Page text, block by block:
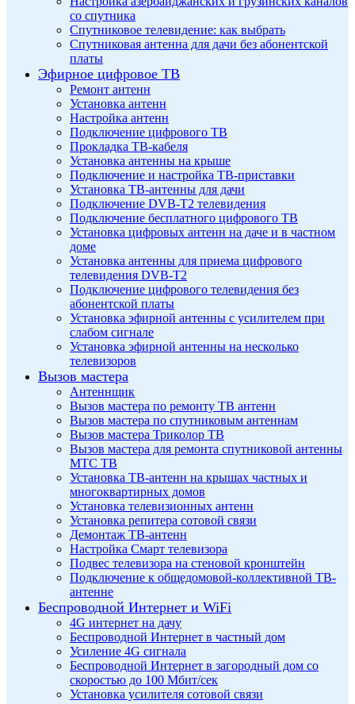
со спутника
Спутниковое телевидение: как выбрать
Спутниковая антенна для дачи без абонентской
платы
Эфирное цифровое ТВ
Ремонт антенн
Установка антенн
Настройка антенн
Подключение цифрового ТВ
Прокладка ТВ-кабеля
Установка антенны на крыше
Подключение и настройка ТВ-приставки
Установка ТВ-антенны для дачи
Подключение DVB-T2 телевидения
Подключение бесплатного цифрового ТВ
Установка цифровых антенн на даче и в частном
доме
Установка антенны для приема цифрового
телевидения DVB-T2
Подключение цифрового телевидения без
абонентской платы
Установка эфирной антенны с усилителем при
слабом сигнале
Установка эфирной антенны на несколько
телевизоров
Вызов мастера
Антеннщик
Вызов мастера по ремонту ТВ антенн
Вызов мастера по спутниковым антеннам
Вызов мастера Триколор ТВ
Вызов мастера для ремонта спутниковой антенны
МТС ТВ
Установка ТВ-антенн на крышах частных и
многоквартирных домов
Установка телевизионных антенн
Установка репитера сотовой связи
Демонтаж ТВ-антенн
Настройка Смарт телевизора
Подвес телевизора на стеновой кронштейн
Подключение к общедомовой-коллективной ТВ-
антенне
Беспроводной Интернет и WiFi
4G интернет на дачу
Беспроводной Интернет в частный дом
Усиление 4G сигнала
Беспроводной Интернет в загородный дом со
скоростью до 100 Мбит/сек
Установка усилителя сотовой связи